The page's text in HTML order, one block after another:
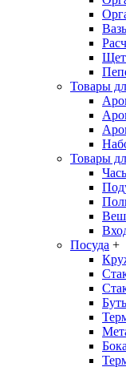
Товары
Товары
Посуда +